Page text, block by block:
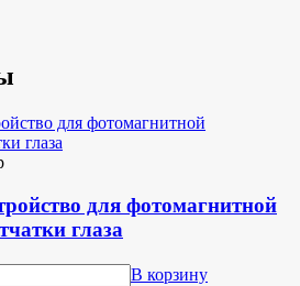
для фотомагнитной
глаза
В корзину